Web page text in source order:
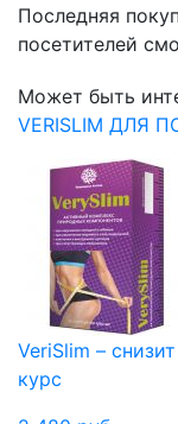
Последняя
посетителей
Может быть
VERISLIM ДЛЯ
VeriSlim –
курс